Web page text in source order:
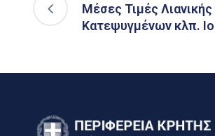
Μέσες Τιμές
Κατεψυγμένων κλπ.